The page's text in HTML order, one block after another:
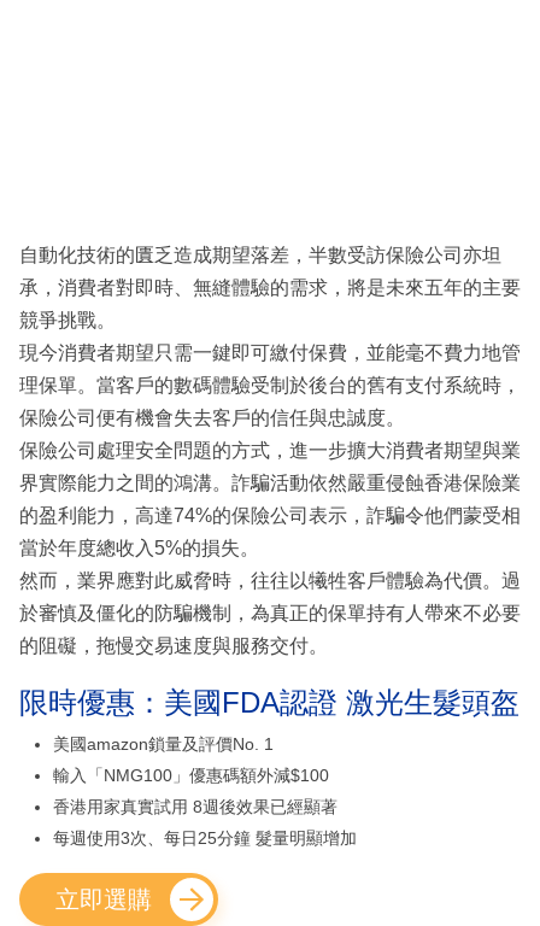
自動化技術的匱乏造成期望落差，半數受訪保險公司亦坦
承，消費者對即時、無縫體驗的需求，將是未來五年的主要
競爭挑戰。
現今消費者期望只需一鍵即可繳付保費，並能毫不費力地管
理保單。當客戶的數碼體驗受制於後台的舊有支付系統時，
保險公司便有機會失去客戶的信任與忠誠度。
保險公司處理安全問題的方式，進一步擴大消費者期望與業
界實際能力之間的鴻溝。詐騙活動依然嚴重侵蝕香港保險業
的盈利能力，高達74%的保險公司表示，詐騙令他們蒙受相
當於年度總收入5%的損失。
然而，業界應對此威脅時，往往以犧牲客戶體驗為代價。過
於審慎及僵化的防騙機制，為真正的保單持有人帶來不必要
的阻礙，拖慢交易速度與服務交付。
限時優惠：美國FDA認證 激光生髮頭盔
美國amazon鎖量及評價No. 1
輸入「NMG100」優惠碼額外減$100
香港用家真實試用 8週後效果已經顯著
每週使用3次、每日25分鐘 髮量明顯增加
立即選購